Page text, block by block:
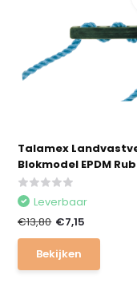
Talamex
Blokmodel EPDM
Leverbaar
€13,80 €7,15
Bekijken